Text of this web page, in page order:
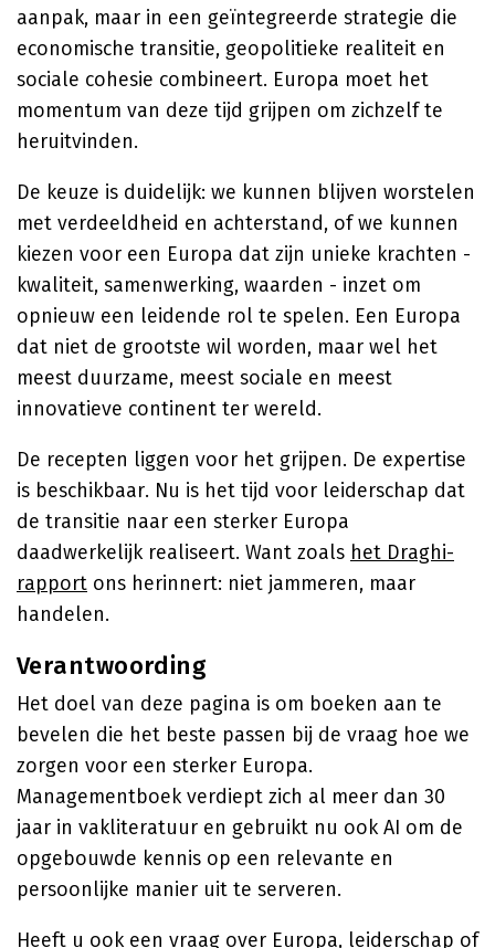
aanpak, maar in een geïntegreerde strategie die
economische transitie, geopolitieke realiteit en
sociale cohesie combineert. Europa moet het
momentum van deze tijd grijpen om zichzelf te
heruitvinden.
De keuze is duidelijk: we kunnen blijven worstelen
met verdeeldheid en achterstand, of we kunnen
kiezen voor een Europa dat zijn unieke krachten -
kwaliteit, samenwerking, waarden - inzet om
opnieuw een leidende rol te spelen. Een Europa
dat niet de grootste wil worden, maar wel het
meest duurzame, meest sociale en meest
innovatieve continent ter wereld.
De recepten liggen voor het grijpen. De expertise
is beschikbaar. Nu is het tijd voor leiderschap dat
de transitie naar een sterker Europa
daadwerkelijk realiseert. Want zoals het Draghi-
rapport ons herinnert: niet jammeren, maar
handelen.
Verantwoording
Het doel van deze pagina is om boeken aan te
bevelen die het beste passen bij de vraag hoe we
zorgen voor een sterker Europa.
Managementboek verdiept zich al meer dan 30
jaar in vakliteratuur en gebruikt nu ook AI om de
opgebouwde kennis op een relevante en
persoonlijke manier uit te serveren.
Heeft u ook een vraag over Europa, leiderschap of